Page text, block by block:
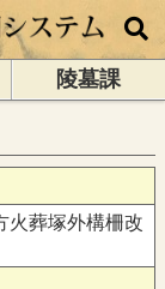
陵墓課
火葬塚外構柵改